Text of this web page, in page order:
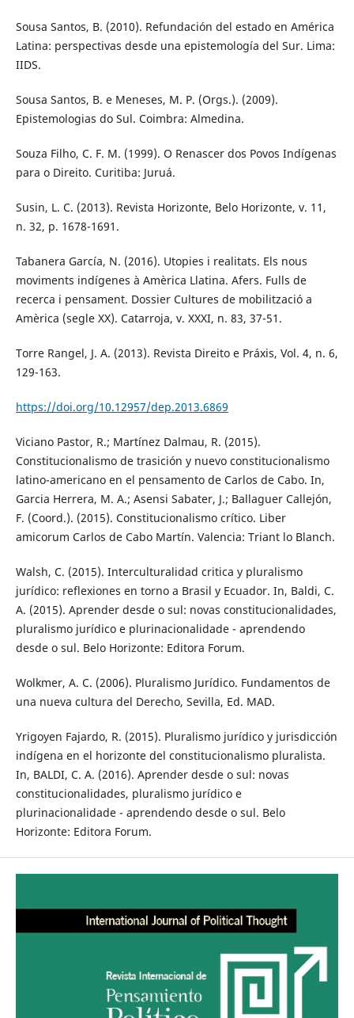
Sousa Santos, B. (2010). Refundación del estado en América
Latina: perspectivas desde una epistemología del Sur. Lima:
IIDS.
Sousa Santos, B. e Meneses, M. P. (Orgs.). (2009).
Epistemologias do Sul. Coimbra: Almedina.
Souza Filho, C. F. M. (1999). O Renascer dos Povos Indígenas
para o Direito. Curitiba: Juruá.
Susin, L. C. (2013). Revista Horizonte, Belo Horizonte, v. 11,
n. 32, p. 1678-1691.
Tabanera García, N. (2016). Utopies i realitats. Els nous
moviments indígenes à Amèrica Llatina. Afers. Fulls de
recerca i pensament. Dossier Cultures de mobilització a
Amèrica (segle XX). Catarroja, v. XXXI, n. 83, 37-51.
Torre Rangel, J. A. (2013). Revista Direito e Práxis, Vol. 4, n. 6,
129-163.
https://doi.org/10.12957/dep.2013.6869
Viciano Pastor, R.; Martínez Dalmau, R. (2015).
Constitucionalismo de trasición y nuevo constitucionalismo
latino-americano en el pensamento de Carlos de Cabo. In,
Garcia Herrera, M. A.; Asensi Sabater, J.; Ballaguer Callejón,
F. (Coord.). (2015). Constitucionalismo crítico. Liber
amicorum Carlos de Cabo Martín. Valencia: Triant lo Blanch.
Walsh, C. (2015). Interculturalidad critica y pluralismo
jurídico: reflexiones en torno a Brasil y Ecuador. In, Baldi, C.
A. (2015). Aprender desde o sul: novas constitucionalidades,
pluralismo jurídico e plurinacionalidade - aprendendo
desde o sul. Belo Horizonte: Editora Forum.
Wolkmer, A. C. (2006). Pluralismo Jurídico. Fundamentos de
una nueva cultura del Derecho, Sevilla, Ed. MAD.
Yrigoyen Fajardo, R. (2015). Pluralismo jurídico y jurisdicción
indígena en el horizonte del constitucionalismo pluralista.
In, BALDI, C. A. (2016). Aprender desde o sul: novas
constitucionalidades, pluralismo jurídico e
plurinacionalidade - aprendendo desde o sul. Belo
Horizonte: Editora Forum.